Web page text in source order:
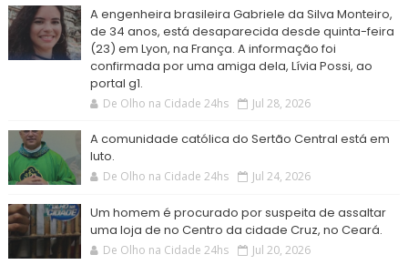
A engenheira brasileira Gabriele da Silva Monteiro,
de 34 anos, está desaparecida desde quinta-feira
(23) em Lyon, na França. A informação foi
confirmada por uma amiga dela, Lívia Possi, ao
portal g1.
De Olho na Cidade 24hs Jul 28, 2026
A comunidade católica do Sertão Central está em
luto.
De Olho na Cidade 24hs Jul 24, 2026
Um homem é procurado por suspeita de assaltar
uma loja de no Centro da cidade Cruz, no Ceará.
De Olho na Cidade 24hs Jul 20, 2026